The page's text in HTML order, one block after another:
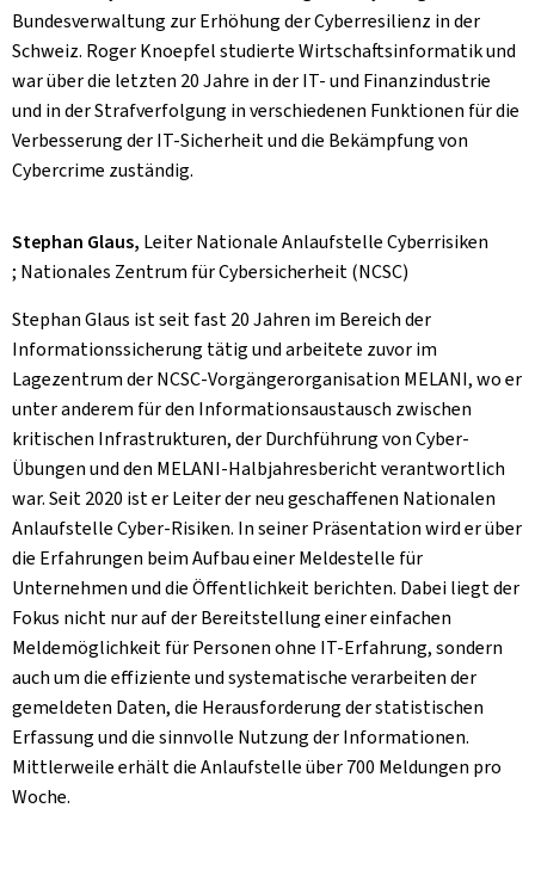
Bundesverwaltung zur Erhöhung der Cyberresilienz in der
Schweiz. Roger Knoepfel studierte Wirtschaftsinformatik und
war über die letzten 20 Jahre in der IT- und Finanzindustrie
und in der Strafverfolgung in verschiedenen Funktionen für die
Verbesserung der IT-Sicherheit und die Bekämpfung von
Cybercrime zuständig.
Stephan Glaus, Leiter Nationale Anlaufstelle Cyberrisiken
; Nationales Zentrum für Cybersicherheit (NCSC)
Stephan Glaus ist seit fast 20 Jahren im Bereich der
Informationssicherung tätig und arbeitete zuvor im
Lagezentrum der NCSC-Vorgängerorganisation MELANI, wo er
unter anderem für den Informationsaustausch zwischen
kritischen Infrastrukturen, der Durchführung von Cyber-
Übungen und den MELANI-Halbjahresbericht verantwortlich
war. Seit 2020 ist er Leiter der neu geschaffenen Nationalen
Anlaufstelle Cyber-Risiken. In seiner Präsentation wird er über
die Erfahrungen beim Aufbau einer Meldestelle für
Unternehmen und die Öffentlichkeit berichten. Dabei liegt der
Fokus nicht nur auf der Bereitstellung einer einfachen
Meldemöglichkeit für Personen ohne IT-Erfahrung, sondern
auch um die effiziente und systematische verarbeiten der
gemeldeten Daten, die Herausforderung der statistischen
Erfassung und die sinnvolle Nutzung der Informationen.
Mittlerweile erhält die Anlaufstelle über 700 Meldungen pro
Woche.